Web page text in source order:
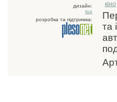
дизайн:
tux
розробка та підтримка:
кіно
та